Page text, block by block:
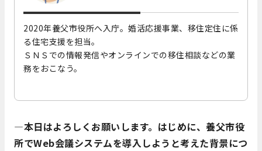
2020年養父市役所へ入庁。婚活応援事業、移住定住に係
る住宅支援を担当。
ＳＮＳでの情報発信やオンラインでの移住相談などの業
務をおこなう。
―本日はよろしくお願いします。はじめに、養父市役
所でWeb会議システムを導入しようと考えた背景につ